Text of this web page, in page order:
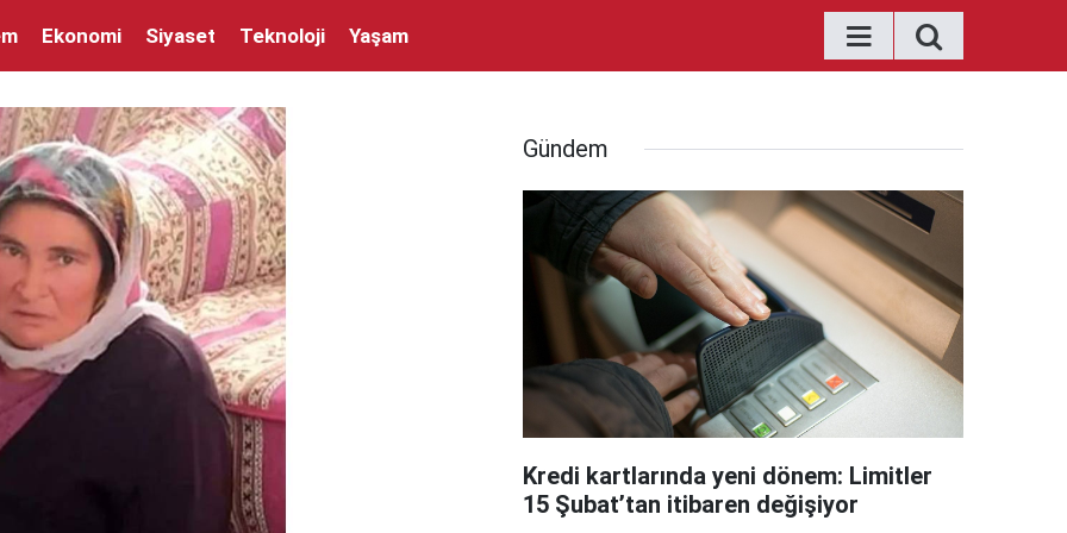
Ekonomi Siyaset Teknoloji Yaşam
Gündem
Kredi kartlarında yeni dönem: Limitler
15 Şubat’tan itibaren değişiyor